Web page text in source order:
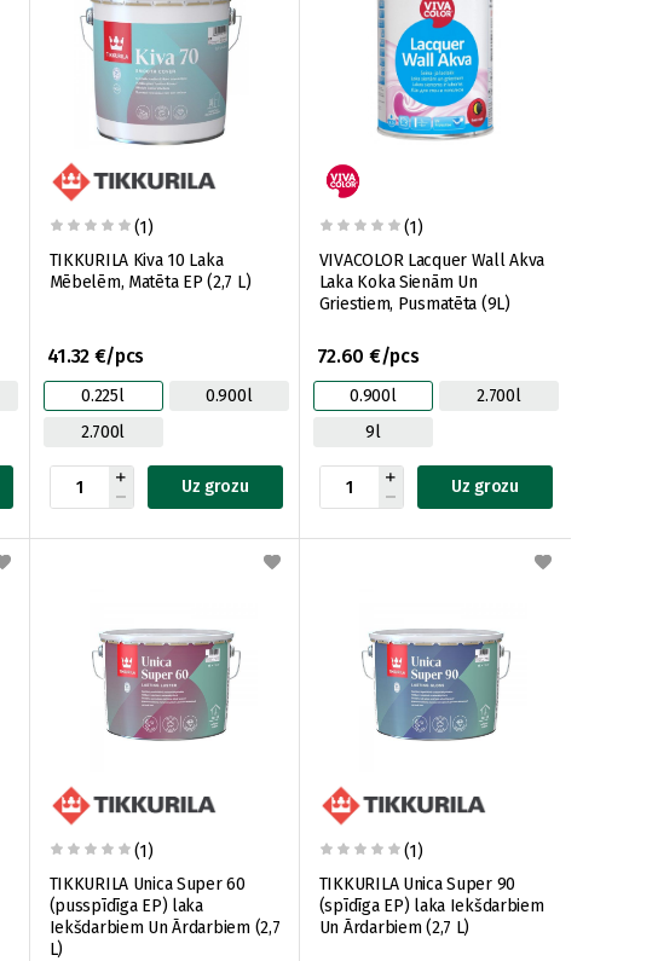
(1)
TIKKURILA Kiva 10 Laka
Mēbelēm, Matēta EP (2,7 L)
41.32 €/pcs
0.225l
0.900l
2.700l
Uz grozu
(1)
VIVACOLOR Lacquer Wall Akva
Laka Koka Sienām Un
Griestiem, Pusmatēta (9L)
72.60 €/pcs
0.900l
2.700l
9l
Uz grozu
(1)
TIKKURILA Unica Super 60
(pusspīdīga EP) laka
Iekšdarbiem Un Ārdarbiem (2,7
L)
(1)
TIKKURILA Unica Super 90
(spīdīga EP) laka Iekšdarbiem
Un Ārdarbiem (2,7 L)